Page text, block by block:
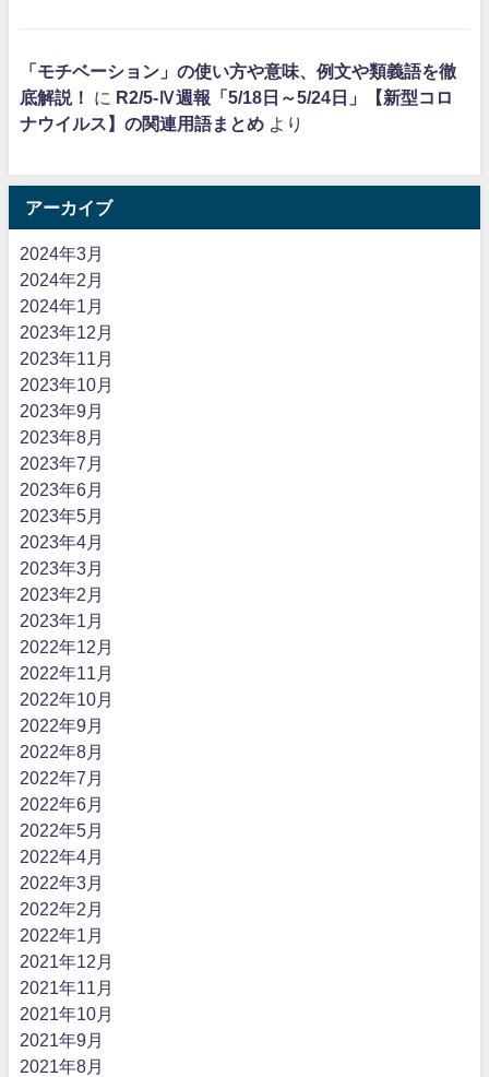
「モチベーション」の使い方や意味、例文や類義語を徹
底解説！
に R2/5-Ⅳ週報「5/18日～5/24日」【新型コロ
ナウイルス】の関連用語まとめ より
アーカイブ
2024年3月
2024年2月
2024年1月
2023年12月
2023年11月
2023年10月
2023年9月
2023年8月
2023年7月
2023年6月
2023年5月
2023年4月
2023年3月
2023年2月
2023年1月
2022年12月
2022年11月
2022年10月
2022年9月
2022年8月
2022年7月
2022年6月
2022年5月
2022年4月
2022年3月
2022年2月
2022年1月
2021年12月
2021年11月
2021年10月
2021年9月
2021年8月